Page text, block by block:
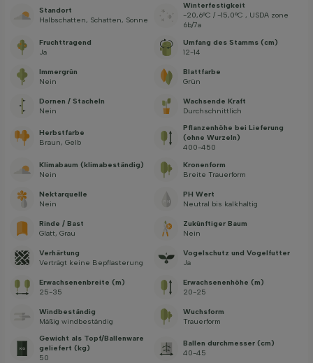
Standort
Halbschatten, Schatten, Sonne
Winterfestigkeit
-20,6°C / -15,0°C , USDA zone
6b/7a
Fruchttragend
Ja
Umfang des Stamms (cm)
12-14
Immergrün
Nein
Blattfarbe
Grün
Dornen / Stacheln
Nein
Wachsende Kraft
Durchschnittlich
Herbstfarbe
Braun, Gelb
Pflanzenhöhe bei Lieferung
(ohne Wurzeln)
400-450
Klimabaum (klimabeständig)
Nein
Kronenform
Breite Trauerform
Nektarquelle
Nein
PH Wert
Neutral bis kalkhaltig
Rinde / Bast
Glatt, Grau
Zukünftiger Baum
Nein
Verhärtung
Verträgt keine Bepflasterung
Vogelschutz und Vogelfutter
Ja
Erwachsenenbreite (m)
25-35
Erwachsenenhöhe (m)
20-25
Windbeständig
Mäßig windbeständig
Wuchsform
Trauerform
Gewicht als Topf/Ballenware
geliefert (kg)
50
Ballen durchmesser (cm)
40-45